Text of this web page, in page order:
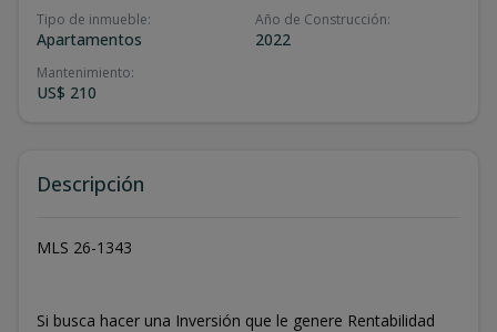
Tipo de inmueble:
Apartamentos
Año de Construcción:
2022
Mantenimiento:
US$ 210
Descripción
MLS 26-1343
Si busca hacer una Inversión que le genere Rentabilidad